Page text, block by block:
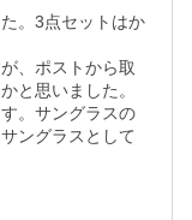
。3点セットはか
、ポストから取
と思いました。
。サングラスの
ングラスとして